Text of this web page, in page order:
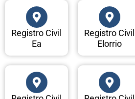
Registro Civil
Ea
Registro Civil
Elorrio